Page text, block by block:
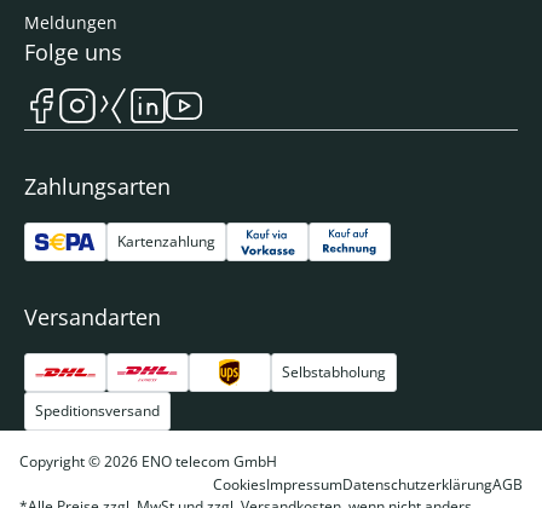
Meldungen
Zahlungsarten
Kartenzahlung
Versandarten
Selbstabholung
Speditionsversand
Folge uns
Copyright © 2026 ENO telecom GmbH
CookiesImpressumDatenschutzerklärungAGB